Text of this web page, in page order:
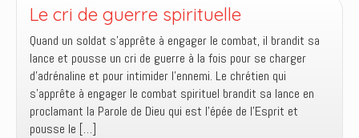
Le cri de guerre spirituelle
Quand un soldat s’apprête à engager le combat, il brandit sa
lance et pousse un cri de guerre à la fois pour se charger
d’adrénaline et pour intimider l’ennemi. Le chrétien qui
s’apprête à engager le combat spirituel brandit sa lance en
proclamant la Parole de Dieu qui est l’épée de l’Esprit et
pousse le […]